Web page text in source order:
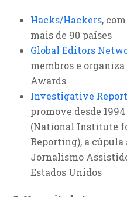
Hacks/Hackers,
mais de 90 países
Global Editors
membros e
Awards
Investigative
promove desde
(National Institute
Reporting), a
Jornalismo
Estados Unidos